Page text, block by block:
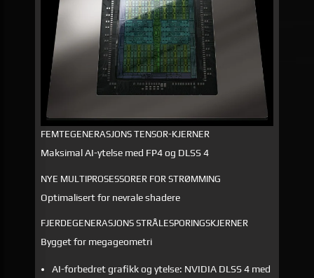
FEMTEGENERASJONS TENSOR-KJERNER
Maksimal AI-ytelse med FP4 og DLSS 4
NYE MULTIPROSESSORER FOR STRØMMING
Optimalisert for nevrale shadere
FJERDEGENERASJONS STRÅLESPORINGSKJERNER
Bygget for megageometri
AI-forbedret grafikk og ytelse: NVIDIA DLSS 4 med